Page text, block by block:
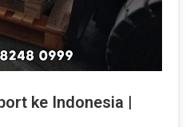
ke Indonesia |